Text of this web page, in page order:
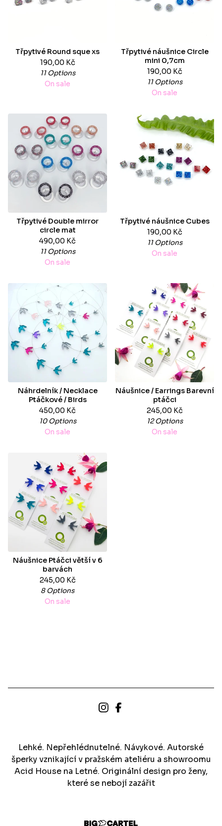
Třpytivé Round sque xs
190,00 Kč
11 Options
On sale
Třpytivé náušnice Circle
mini 0,7cm
190,00 Kč
11 Options
On sale
Třpytivé Double mirror
circle mat
490,00 Kč
11 Options
On sale
Třpytivé náušnice Cubes
190,00 Kč
11 Options
On sale
Náhrdelník / Necklace
Ptáčkové / Birds
450,00 Kč
10 Options
On sale
Náušnice / Earrings Barevní
ptáčci
245,00 Kč
12 Options
On sale
Náušnice Ptáčci větší v 6
barvách
245,00 Kč
8 Options
On sale
Lehké. Nepřehlédnutelné. Návykové. Autorské
šperky vznikající v pražském ateliéru a showroomu
Acid House na Letné. Originální design pro ženy,
které se nebojí zazářit